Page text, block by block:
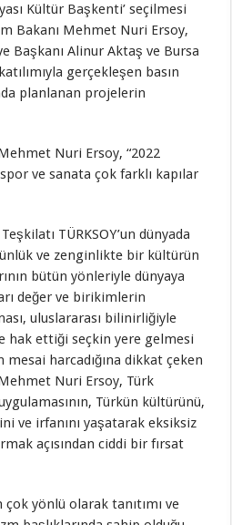
Kültür Başkenti’ seçilmesi
Bakanı Mehmet Nuri Ersoy,
Başkanı Alinur Aktaş ve Bursa
gerçekleşen basın
planlanan projelerin
Nuri Ersoy, “2022
ve sanata çok farklı kapılar
TÜRKSOY’un dünyada
ve zenginlikte bir kültürün
bütün yönleriyle dünyaya
değer ve birikimlerin
uluslararası bilinirliğiyle
hak ettiği seçkin yere gelmesi
harcadığına dikkat çeken
Nuri Ersoy, Türk
Türkün kültürünü,
ve irfanını yaşatarak eksiksiz
açısından ciddi bir fırsat
çok yönlü olarak tanıtımı ve